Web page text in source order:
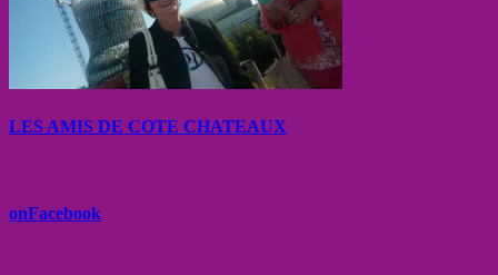
LES AMIS DE COTE CHATEAUX
onFacebook